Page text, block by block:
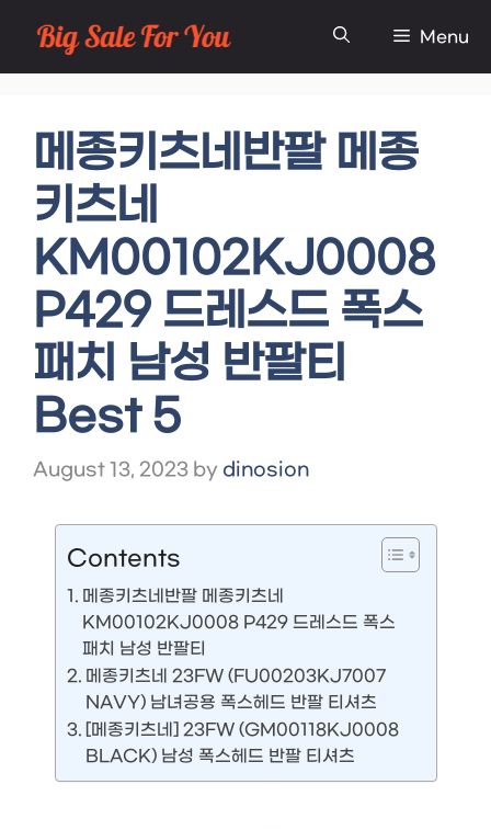
Skip
to
Menu
메종키츠네반팔 메종
키츠네
KM00102KJ0008
P429 드레스드 폭스
패치 남성 반팔티
Best 5
August 13, 2023 by dinosion
Contents
메종키츠네반팔 메종키츠네
KM00102KJ0008 P429 드레스드 폭스
패치 남성 반팔티
메종키츠네 23FW (FU00203KJ7007
NAVY) 남녀공용 폭스헤드 반팔 티셔츠
[메종키츠네] 23FW (GM00118KJ0008
BLACK) 남성 폭스헤드 반팔 티셔츠